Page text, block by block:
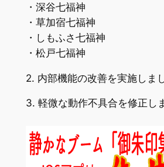
・深谷七福神
・草加宿七福神
・しもふさ七福神
・松戸七福神
2. 内部機能の改善を実施しまし
3. 軽微な動作不具合を修正し